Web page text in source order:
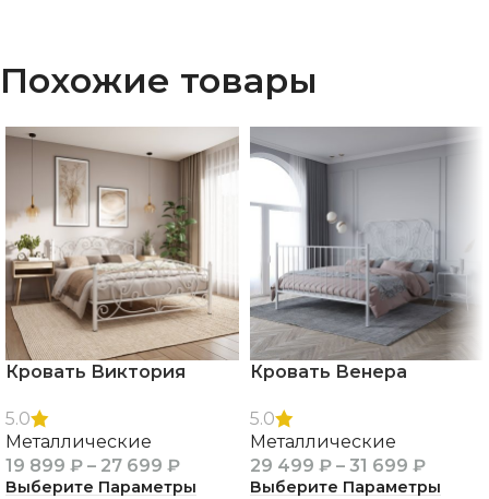
Похожие товары
Кровать Виктория
5.0
Металлические
19 899 ₽ – 27 699 ₽
Выберите Параметры
Кровать Венера
5.0
Металлические
29 499 ₽ – 31 699 ₽
Выберите Параметры